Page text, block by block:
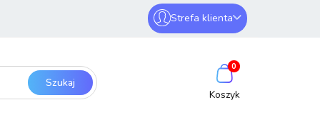
Strefa klienta
Zaloguj się
Zarejestruj się
Dodaj zgłoszenie
0